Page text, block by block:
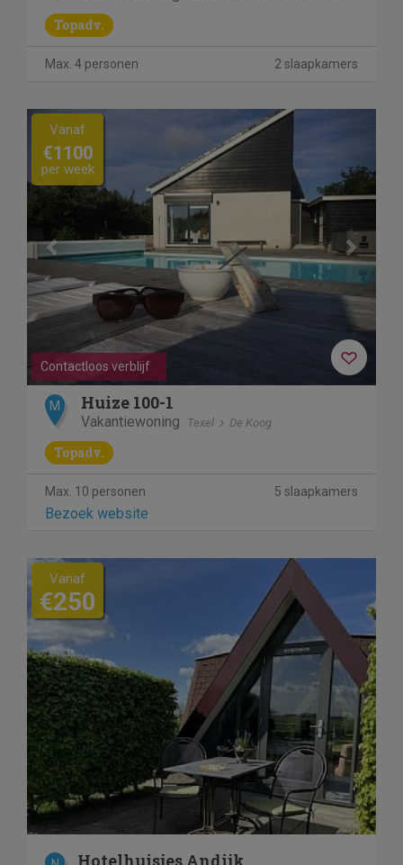
Topadv.
Max. 4 personen 2 slaapkamers
Previous
Contactloos verblijf
Vanaf
€1100
per week
M Huize 100-1
Vakantiewoning Texel De Koog
Topadv.
Max. 10 personen 5 slaapkamers
Bezoek website
Vanaf
€250
Hotelhuisjes Andijk